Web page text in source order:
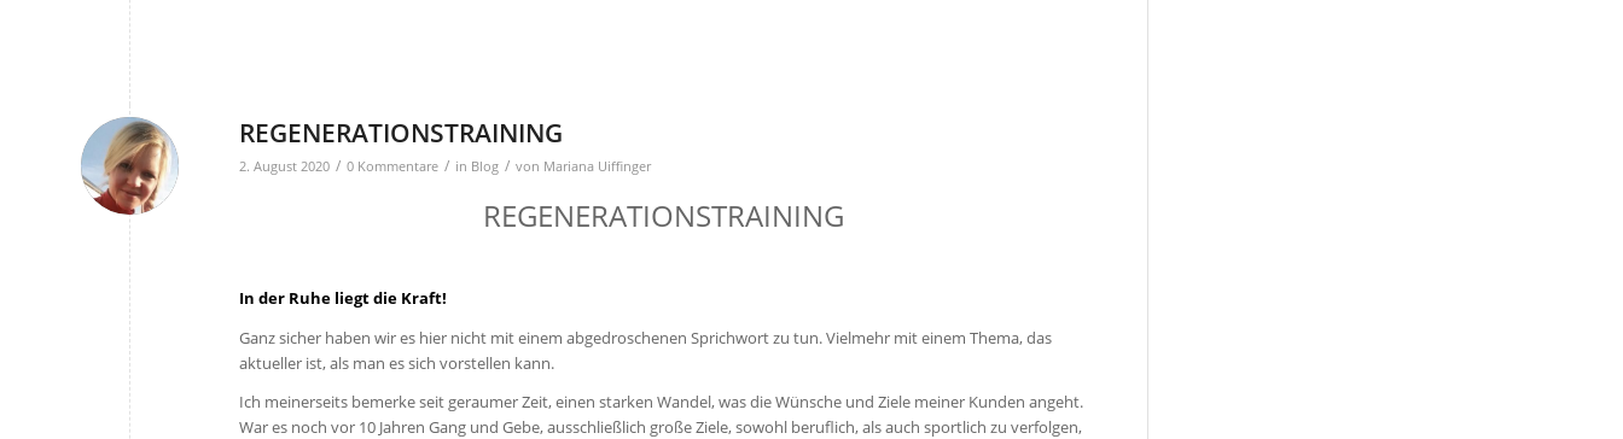
REGENERATIONSTRAINING
2. August 2020 / 0 Kommentare / in Blog / von Mariana Uiffinger
REGENERATIONSTRAINING
In der Ruhe liegt die Kraft!
Ganz sicher haben wir es hier nicht mit einem abgedroschenen Sprichwort zu tun. Vielmehr mit einem Thema, das
aktueller ist, als man es sich vorstellen kann.
Ich meinerseits bemerke seit geraumer Zeit, einen starken Wandel, was die Wünsche und Ziele meiner Kunden angeht.
War es noch vor 10 Jahren Gang und Gebe, ausschließlich große Ziele, sowohl beruflich, als auch sportlich zu verfolgen,